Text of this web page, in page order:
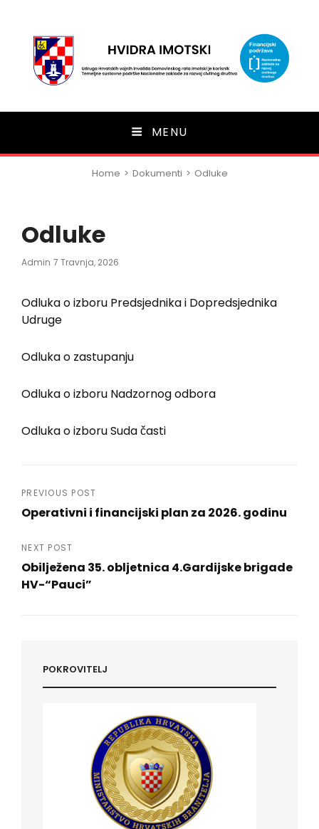
HVIDRA Imotski
MENU
Home > Dokumenti > Odluke
Odluke
Admin Posted
7 Travnja, 2026
Odluka o izboru Predsjednika i Dopredsjednika
Udruge
Odluka o zastupanju
Odluka o izboru Nadzornog odbora
Odluka o izboru Suda časti
Navigacija
objava
PREVIOUS POST
Operativni i financijski plan za 2026. godinu
Post
NEXT POST
Obilježena 35. obljetnica 4.Gardijske brigade
HV-“Pauci”
POKROVITELJ